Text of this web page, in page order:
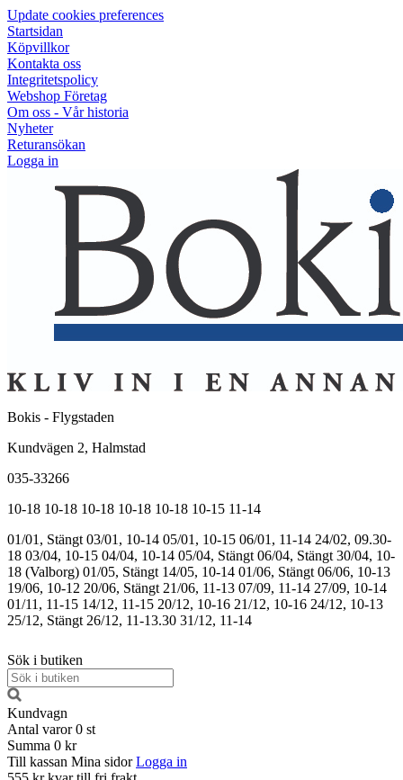
Update cookies preferences
Startsidan
Köpvillkor
Kontakta oss
Integritetspolicy
Webshop Företag
Om oss - Vår historia
Nyheter
Returansökan
Logga in
Bokis - Flygstaden
Kundvägen 2, Halmstad
035-33266
10-18 10-18 10-18 10-18 10-18 10-15 11-14
01/01, Stängt 03/01, 10-14 05/01, 10-15 06/01, 11-14 24/02, 09.30-
18 03/04, 10-15 04/04, 10-14 05/04, Stängt 06/04, Stängt 30/04, 10-
18 (Valborg) 01/05, Stängt 14/05, 10-14 01/06, Stängt 06/06, 10-13
19/06, 10-12 20/06, Stängt 21/06, 11-13 07/09, 11-14 27/09, 10-14
01/11, 11-15 14/12, 11-15 20/12, 10-16 21/12, 10-16 24/12, 10-13
25/12, Stängt 26/12, 11-13.30 31/12, 11-14
Sök i butiken
Kundvagn
Antal varor 0 st
Summa 0 kr
Till kassan Mina sidor Logga in